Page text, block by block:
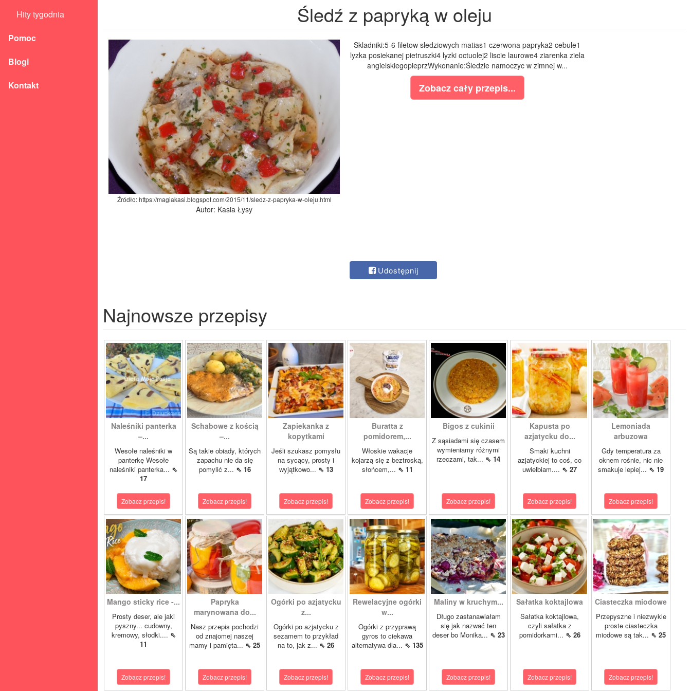
Hity tygodnia
Pomoc
Blogi
Kontakt
Śledź z papryką w oleju
Źródło: https://magiakasi.blogspot.com/2015/11/sledz-z-papryka-w-oleju.html
Autor: Kasia Łysy
Skladniki:5-6 filetow sledziowych matias1 czerwona papryka2 cebule1
lyzka posiekanej pietruszki4 lyzki octuolej2 liscie laurowe4 ziarenka ziela
angielskiegopieprzWykonanie:Śledzie namoczyc w zimnej w...
Zobacz cały przepis...
Udostępnij
Najnowsze przepisy
Naleśniki panterka
–...
Wesołe naleśniki w
panterkę Wesołe
naleśniki panterka... ⇖
17
Zobacz przepis!
Schabowe z kością
–...
Są takie obiady, których
zapachu nie da się
pomylić z... ⇖ 16
Zobacz przepis!
Zapiekanka z
kopytkami
Jeśli szukasz pomysłu
na sycący, prosty i
wyjątkowo... ⇖ 13
Zobacz przepis!
Buratta z
pomidorem,...
Włoskie wakacje
kojarzą się z beztroską,
słońcem,... ⇖ 11
Zobacz przepis!
Bigos z cukinii
Z sąsiadami się czasem
wymieniamy różnymi
rzeczami, tak... ⇖ 14
Zobacz przepis!
Kapusta po
azjatycku do...
Smaki kuchni
azjatyckiej to coś, co
uwielbiam.... ⇖ 27
Zobacz przepis!
Lemoniada
arbuzowa
Gdy temperatura za
oknem rośnie, nic nie
smakuje lepiej... ⇖ 19
Zobacz przepis!
Mango sticky rice -...
Prosty deser, ale jaki
pyszny... cudowny,
kremowy, słodki.... ⇖
11
Zobacz przepis!
Papryka
marynowana do...
Nasz przepis pochodzi
od znajomej naszej
mamy i pamięta... ⇖ 25
Zobacz przepis!
Ogórki po azjatycku
z...
Ogórki po azjatycku z
sezamem to przykład
na to, jak z... ⇖ 26
Zobacz przepis!
Rewelacyjne ogórki
w...
Ogórki z przyprawą
gyros to ciekawa
alternatywa dla... ⇖ 135
Zobacz przepis!
Maliny w kruchym...
Długo zastanawiałam
się jak nazwać ten
deser bo Monika... ⇖ 23
Zobacz przepis!
Sałatka koktajlowa
Sałatka koktajlowa,
czyli sałatka z
pomidorkami... ⇖ 26
Zobacz przepis!
Ciasteczka miodowe
Przepyszne i niezwykle
proste ciasteczka
miodowe są tak... ⇖ 25
Zobacz przepis!